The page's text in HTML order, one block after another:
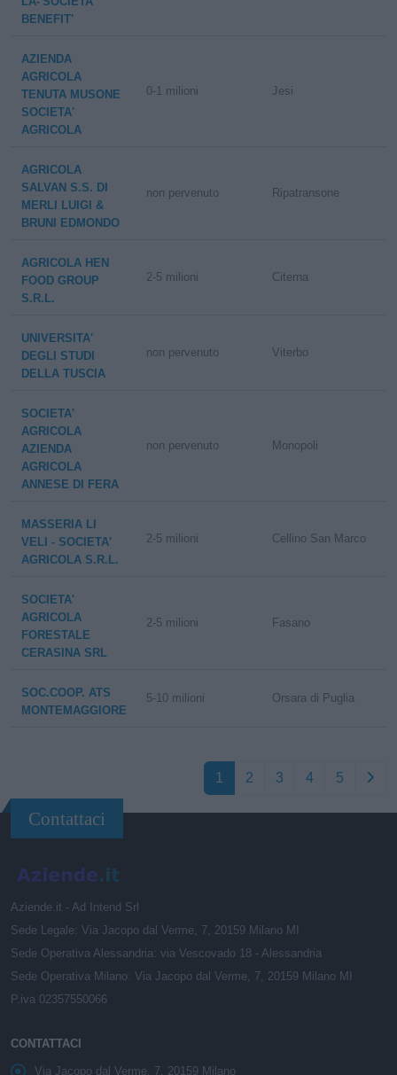
BENEFIT'
AZIENDA
AGRICOLA
TENUTA MUSONE
SOCIETA'
AGRICOLA
0-1 milioni Jesi
AGRICOLA
SALVAN S.S. DI
MERLI LUIGI &
BRUNI EDMONDO
non pervenuto Ripatransone
AGRICOLA HEN
FOOD GROUP
S.R.L.
2-5 milioni Citerna
UNIVERSITA'
DEGLI STUDI
DELLA TUSCIA
non pervenuto Viterbo
SOCIETA'
AGRICOLA
AZIENDA
AGRICOLA
ANNESE DI FERA
non pervenuto Monopoli
MASSERIA LI
VELI - SOCIETA'
AGRICOLA S.R.L.
2-5 milioni Cellino San Marco
SOCIETA'
AGRICOLA
FORESTALE
CERASINA SRL
2-5 milioni Fasano
SOC.COOP. ATS
MONTEMAGGIORE
5-10 milioni Orsara di Puglia
1 2 3 4 5
Contattaci
Aziende.it - Ad Intend Srl
Sede Legale: Via Jacopo dal Verme, 7, 20159 Milano MI
Sede Operativa Alessandria: via Vescovado 18 - Alessandria
Sede Operativa Milano: Via Jacopo dal Verme, 7, 20159 Milano MI
P.iva 02357550066
CONTATTACI
Via Jacopo dal Verme, 7, 20159 Milano